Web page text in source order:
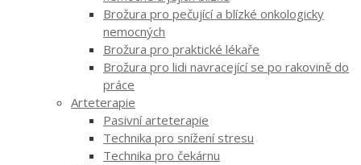
Brožura pro pečující a blízké onkologicky
nemocných
Brožura pro praktické lékaře
Brožura pro lidi navracející se po rakovině do
práce
Arteterapie
Pasivní arteterapie
Technika pro snížení stresu
Technika pro čekárnu